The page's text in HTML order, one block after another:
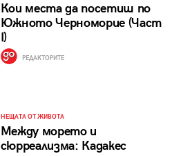
Кои места да посетиш по
Южното Черноморие (Част
I)
РЕДАКТОРИТЕ
НЕЩАТА ОТ ЖИВОТА
Между морето и
сюрреализма: Кадакес